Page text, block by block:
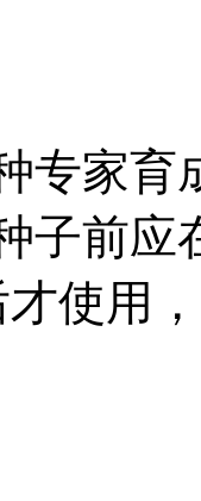
专家
子前
使用